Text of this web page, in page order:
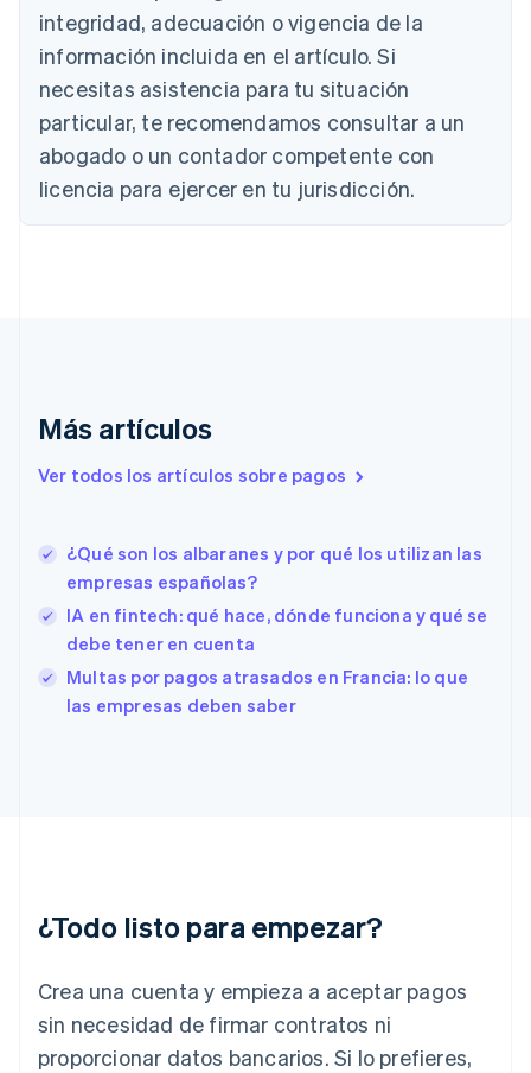
integridad, adecuación o vigencia de la
información incluida en el artículo. Si
necesitas asistencia para tu situación
particular, te recomendamos consultar a un
abogado o un contador competente con
licencia para ejercer en tu jurisdicción.
Más artículos
Ver todos los artículos sobre pagos
¿Qué son los albaranes y por qué los utilizan las
empresas españolas?
IA en fintech: qué hace, dónde funciona y qué se
debe tener en cuenta
Multas por pagos atrasados en Francia: lo que
las empresas deben saber
¿Todo listo para empezar?
Crea una cuenta y empieza a aceptar pagos
sin necesidad de firmar contratos ni
proporcionar datos bancarios. Si lo prefieres,
Brasil
Português English
Bulgaria
English
Canadá
China continental
简体中文English
English
EnglishItaliano
Estados Unidos
EnglishEspañol简体中文
English
Finlandia
EnglishSvenska
Francia
Français
Irlanda
Italia
English
Japón
日本語English